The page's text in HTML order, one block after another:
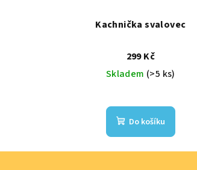
Kachnička svalovec
299 Kč
Skladem (>5 ks)
Do košíku